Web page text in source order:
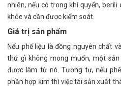
nhiên, nếu có trong khí quyển,
khỏe và cần được kiểm soát.
Giá trị sản phẩm
Nếu phế liệu là đồng nguyên chất
thứ gì không mong muốn, một
được làm từ nó. Tương tự, nếu
phần hợp kim thì việc tái sản xuất